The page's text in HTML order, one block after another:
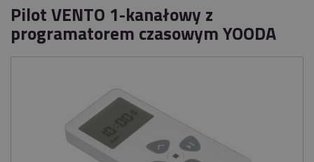
Pilot VENTO 1-kanałowy z
programatorem czasowym YOODA